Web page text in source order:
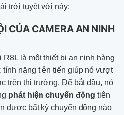
trời tuyệt vời này:
CỦA CAMERA AN NINH
là một thiết bị an ninh hàng
tính năng tiên tiến giúp nó vượt
trên thị trường. Để bắt đầu, nó
phát hiện chuyển động tiên
được bất kỳ chuyển động nào